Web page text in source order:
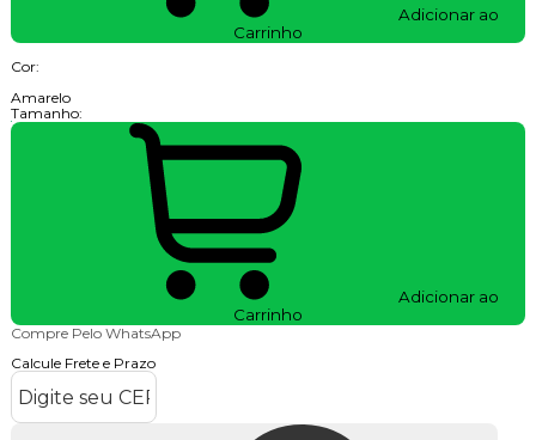
Adicionar ao
Carrinho
Cor:
Amarelo
Tamanho:
Adicionar ao
Carrinho
Compre Pelo WhatsApp
Calcule Frete e Prazo